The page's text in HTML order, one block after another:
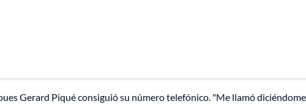
Gerard Piqué consiguió su número telefónico. "Me llamó